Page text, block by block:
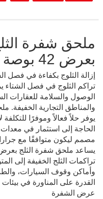
ملحق شفرة
بعرض 42 بوصة
إزالة الثلوج بكفاءة في فصل
تراكم الثلوج في فصل
الوصول والسلامة للعقارات
والمناطق التجارية الخفيفة.
يوفر حلاً فعالاً وموفرًا
الحاجة إلى استثمار في معدات
مصمم ليكون متوافقًا مع
تراكمات الثلج الخفيفة إلى
وأماكن وقوف السيارات،
القدرة على المناورة في
عرض الشفرة